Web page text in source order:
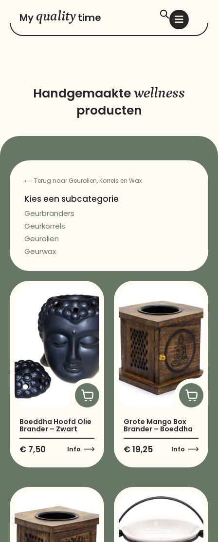
Myquality time
Handgemaaktewellness
producten
⟵Terug naar Geurolien, Korrels en Wax
Kies een subcategorie
Geurbranders
Geurkorrels
Geurolien
Geurwax
Boeddha Hoofd Olie
Brander – Zwart
€ 7,50 Info
Grote Mango Box
Brander – Boeddha
€19,25 Info